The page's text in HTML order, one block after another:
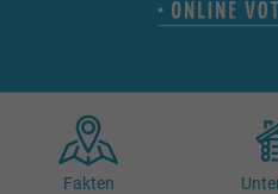
Radtouren am See
Kitesurfen
Kanu- & Kajaktouren
Badeseen in Deutschland
Urlaub an der Küste
Unterkünfte
Hotels am See
Ferienwohnungen
Camping am See
Top-Hotels
Seen in Deutschland
Seen in Europa
Fakten